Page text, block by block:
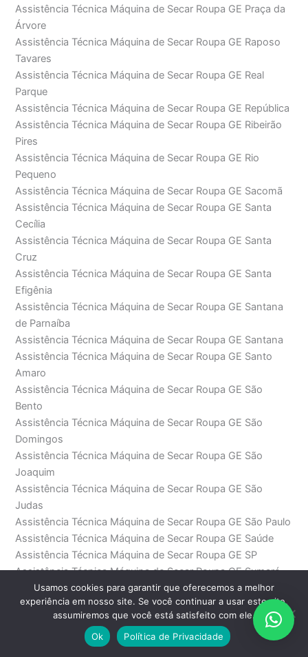
Assistência Técnica Máquina de Secar Roupa GE Praça da
Árvore
Assistência Técnica Máquina de Secar Roupa GE Raposo
Tavares
Assistência Técnica Máquina de Secar Roupa GE Real
Parque
Assistência Técnica Máquina de Secar Roupa GE República
Assistência Técnica Máquina de Secar Roupa GE Ribeirão
Pires
Assistência Técnica Máquina de Secar Roupa GE Rio
Pequeno
Assistência Técnica Máquina de Secar Roupa GE Sacomã
Assistência Técnica Máquina de Secar Roupa GE Santa
Cecília
Assistência Técnica Máquina de Secar Roupa GE Santa
Cruz
Assistência Técnica Máquina de Secar Roupa GE Santa
Efigênia
Assistência Técnica Máquina de Secar Roupa GE Santana
de Parnaíba
Assistência Técnica Máquina de Secar Roupa GE Santana
Assistência Técnica Máquina de Secar Roupa GE Santo
Amaro
Assistência Técnica Máquina de Secar Roupa GE São
Bento
Assistência Técnica Máquina de Secar Roupa GE São
Domingos
Assistência Técnica Máquina de Secar Roupa GE São
Joaquim
Assistência Técnica Máquina de Secar Roupa GE São
Judas
Assistência Técnica Máquina de Secar Roupa GE São Paulo
Assistência Técnica Máquina de Secar Roupa GE Saúde
Assistência Técnica Máquina de Secar Roupa GE SP
Assistência Técnica Máquina de Secar Roupa GE Sumaré
Assistência Técnica Máquina de Secar Roupa GE
Sumarezinho
Assistência Técnica Máquina de Secar Roupa GE Tamboré
Assistência Técnica Máquina de Secar Roupa GE Tatuapé
Usamos cookies para garantir que oferecemos a melhor
experiência em nosso site. Se você continuar a usar este site,
assumiremos que você está satisfeito com ele.
Ok
Política de Privacidade